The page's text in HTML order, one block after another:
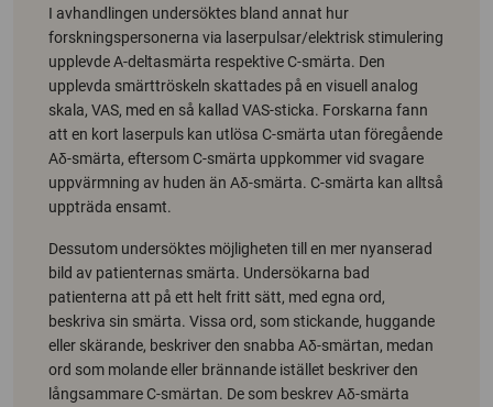
I avhandlingen undersöktes bland annat hur
forskningspersonerna via laserpulsar/elektrisk stimulering
upplevde A-deltasmärta respektive C-smärta. Den
upplevda smärttröskeln skattades på en visuell analog
skala, VAS, med en så kallad VAS-sticka. Forskarna fann
att en kort laserpuls kan utlösa C-smärta utan föregående
Aδ-smärta, eftersom C-smärta uppkommer vid svagare
uppvärmning av huden än Aδ-smärta. C-smärta kan alltså
uppträda ensamt.
Dessutom undersöktes möjligheten till en mer nyanserad
bild av patienternas smärta. Undersökarna bad
patienterna att på ett helt fritt sätt, med egna ord,
beskriva sin smärta. Vissa ord, som stickande, huggande
eller skärande, beskriver den snabba Aδ-smärtan, medan
ord som molande eller brännande istället beskriver den
långsammare C-smärtan. De som beskrev Aδ-smärta